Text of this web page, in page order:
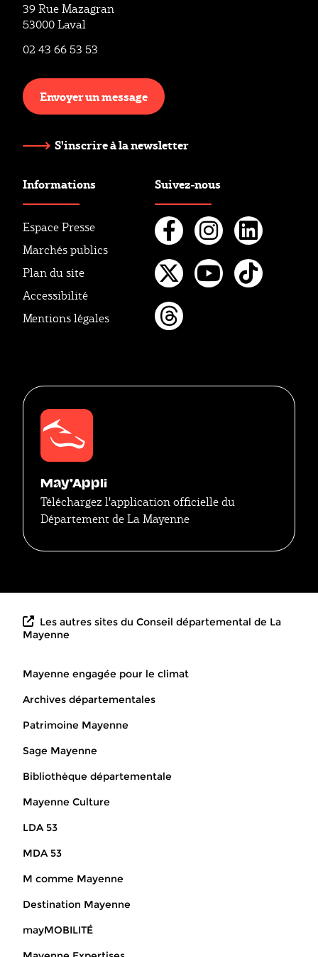
39 Rue Mazagran
53000 Laval
02 43 66 53 53
Envoyer un message
S'inscrire à la newsletter
Informations
Espace Presse
Marchés publics
Plan du site
Accessibilité
Mentions légales
Suivez-nous
Facebook
Twitter
May'Appli
Téléchargez l'application officielle du
Département de La Mayenne
Les autres sites du Conseil départemental de La
Mayenne
Mayenne engagée pour le climat
Archives départementales
Patrimoine Mayenne
Sage Mayenne
Bibliothèque départementale
Mayenne Culture
LDA 53
MDA 53
M comme Mayenne
Destination Mayenne
mayMOBILITÉ